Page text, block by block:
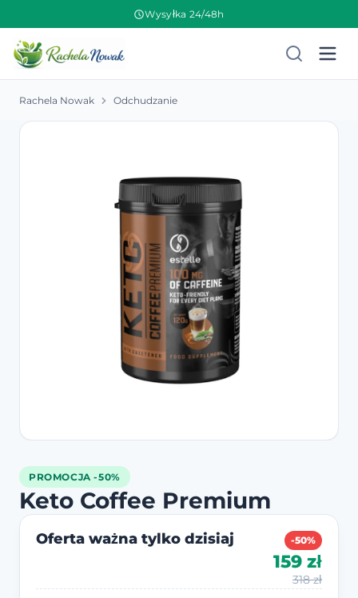
Wysyłka 24/48h
Rachela Nowak Odchudzanie
PROMOCJA -50%
Keto Coffee Premium
Oferta ważna tylko dzisiaj -50%
159 zł
318 zł